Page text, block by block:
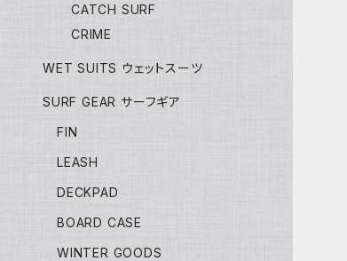
CATCH SURF
CRIME
WET SUITS ウェットスーツ
SURF GEAR サーフギア
FIN
LEASH
DECKPAD
BOARD CASE
WINTER GOODS